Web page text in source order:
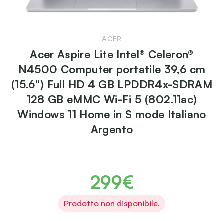
ACER
Acer Aspire Lite Intel® Celeron®
N4500 Computer portatile 39,6 cm
(15.6") Full HD 4 GB LPDDR4x-SDRAM
128 GB eMMC Wi-Fi 5 (802.11ac)
Windows 11 Home in S mode Italiano
Argento
299€
Prodotto non disponibile.